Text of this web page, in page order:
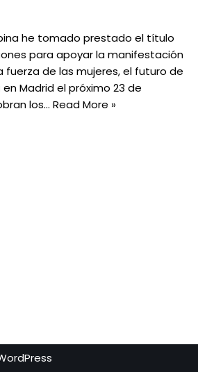
he tomado prestado el título
para apoyar la manifestación
fuerza de las mujeres, el futuro de
Madrid el próximo 23 de
los… Read More »